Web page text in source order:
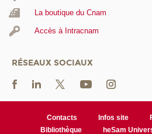
La boutique du Cnam
Accès à Intracnam
RÉSEAUX SOCIAUX
Contacts Infos site
Bibliothèque
heSam